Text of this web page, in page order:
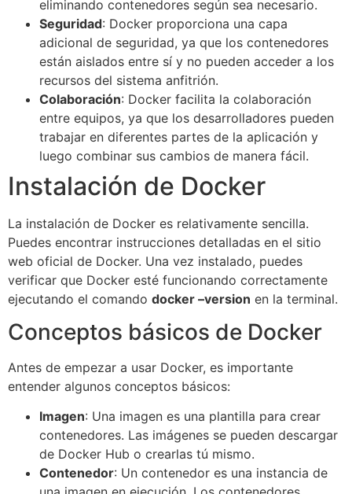
eliminando contenedores según sea necesario.
Seguridad: Docker proporciona una capa
adicional de seguridad, ya que los contenedores
están aislados entre sí y no pueden acceder a los
recursos del sistema anfitrión.
Colaboración: Docker facilita la colaboración
entre equipos, ya que los desarrolladores pueden
trabajar en diferentes partes de la aplicación y
luego combinar sus cambios de manera fácil.
Instalación de Docker
La instalación de Docker es relativamente sencilla.
Puedes encontrar instrucciones detalladas en el sitio
web oficial de Docker. Una vez instalado, puedes
verificar que Docker esté funcionando correctamente
ejecutando el comando docker –version en la terminal.
Conceptos básicos de Docker
Antes de empezar a usar Docker, es importante
entender algunos conceptos básicos:
Imagen: Una imagen es una plantilla para crear
contenedores. Las imágenes se pueden descargar
de Docker Hub o crearlas tú mismo.
Contenedor: Un contenedor es una instancia de